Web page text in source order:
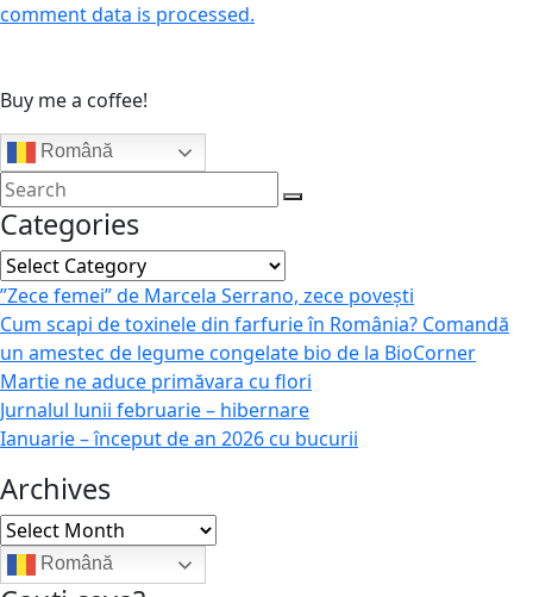
comment data is processed.
Buy me a coffee!
Română
Categories
Categories
”Zece femei” de Marcela Serrano, zece povești
Cum scapi de toxinele din farfurie în România? Comandă
un amestec de legume congelate bio de la BioCorner
Martie ne aduce primăvara cu flori
Jurnalul lunii februarie – hibernare
Ianuarie – început de an 2026 cu bucurii
Archives
Archives
Română